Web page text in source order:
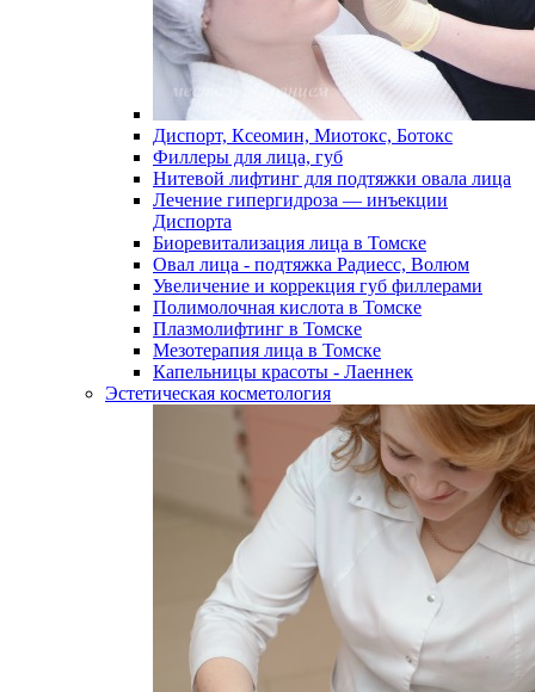
Диспорт, Ксеомин, Миотокс, Ботокс
Филлеры для лица, губ
Нитевой лифтинг для подтяжки овала лица
Лечение гипергидроза — инъекции
Диспорта
Биоревитализация лица в Томске
Овал лица - подтяжка Радиесс, Волюм
Увеличение и коррекция губ филлерами
Полимолочная кислота в Томске
Плазмолифтинг в Томске
Мезотерапия лица в Томске
Капельницы красоты - Лаеннек
Эстетическая косметология